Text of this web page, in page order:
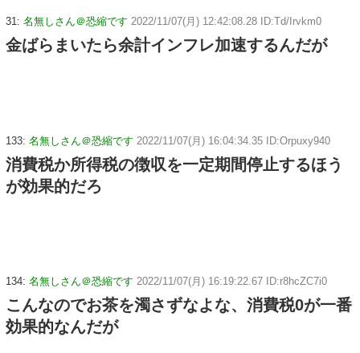
31: 名無しさん＠恐縮です 2022/11/07(月) 12:42:08.28 ID:Td/Irvkm0
金ばらまいたら余計インフレ加速するんだが
133: 名無しさん＠恐縮です 2022/11/07(月) 16:04:34.35 ID:Orpuxy940
消費税か所得税の徴収を一定期間停止するほう
が効果的だろ
134: 名無しさん＠恐縮です 2022/11/07(月) 16:19:22.67 ID:r8hcZC7i0
こんなのでお茶を濁さずなよな、消費税0が一番
効果的なんだが